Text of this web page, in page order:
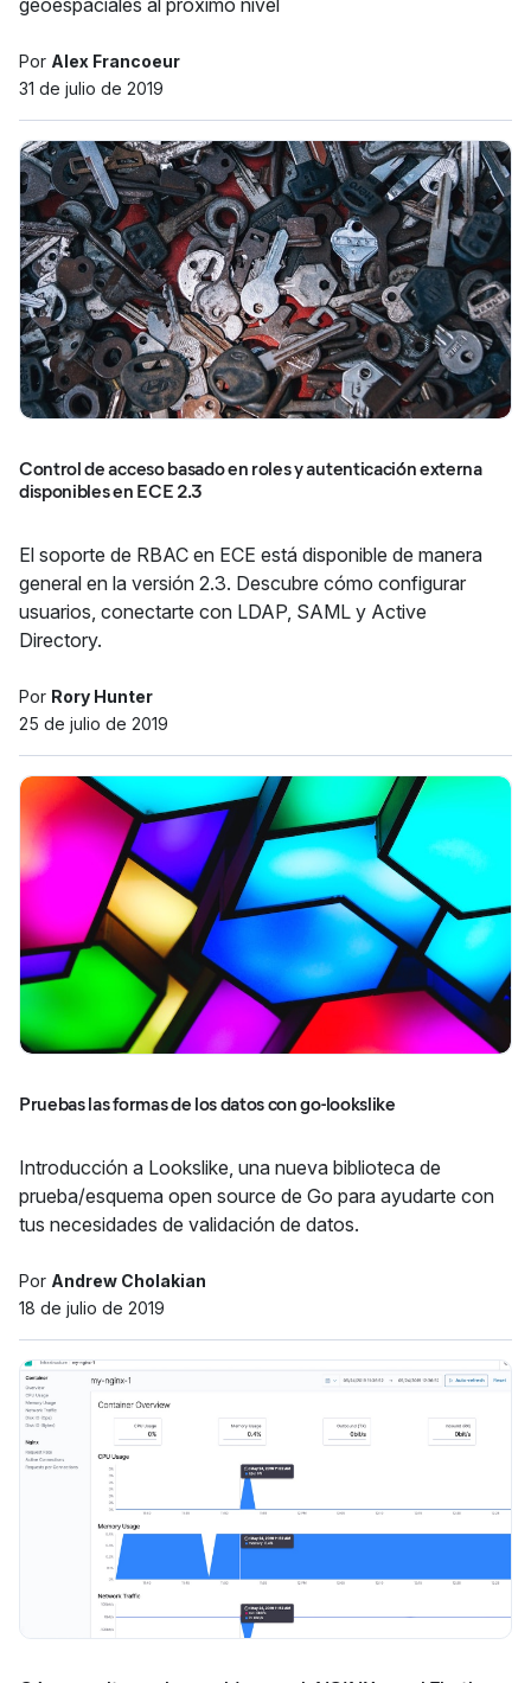
geoespaciales al próximo nivel
Por Alex Francoeur
31 de julio de 2019
Control de acceso basado en roles y autenticación externa
disponibles en ECE 2.3
El soporte de RBAC en ECE está disponible de manera
general en la versión 2.3. Descubre cómo configurar
usuarios, conectarte con LDAP, SAML y Active
Directory.
Por Rory Hunter
25 de julio de 2019
Pruebas las formas de los datos con go-lookslike
Introducción a Lookslike, una nueva biblioteca de
prueba/esquema open source de Go para ayudarte con
tus necesidades de validación de datos.
Por Andrew Cholakian
18 de julio de 2019